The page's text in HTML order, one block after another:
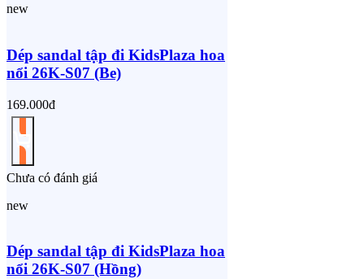
new
Dép sandal tập đi KidsPlaza hoa
nổi 26K-S07 (Be)
169.000đ
Chưa có đánh giá
new
Dép sandal tập đi KidsPlaza hoa
nổi 26K-S07 (Hồng)